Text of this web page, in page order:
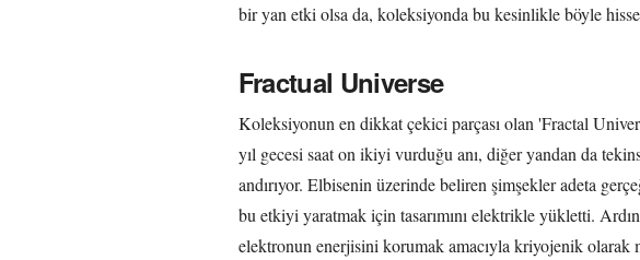
bir yan etki olsa da, koleksiyonda bu kesinlikle böyle
Fractual Universe
Koleksiyonun en dikkat çekici parçası olan 'Fractal
yıl gecesi saat on ikiyi vurduğu anı, diğer yandan da
andırıyor. Elbisenin üzerinde beliren şimşekler adeta
bu etkiyi yaratmak için tasarımını elektrikle yükletti.
elektronun enerjisini korumak amacıyla kriyojenik olarak